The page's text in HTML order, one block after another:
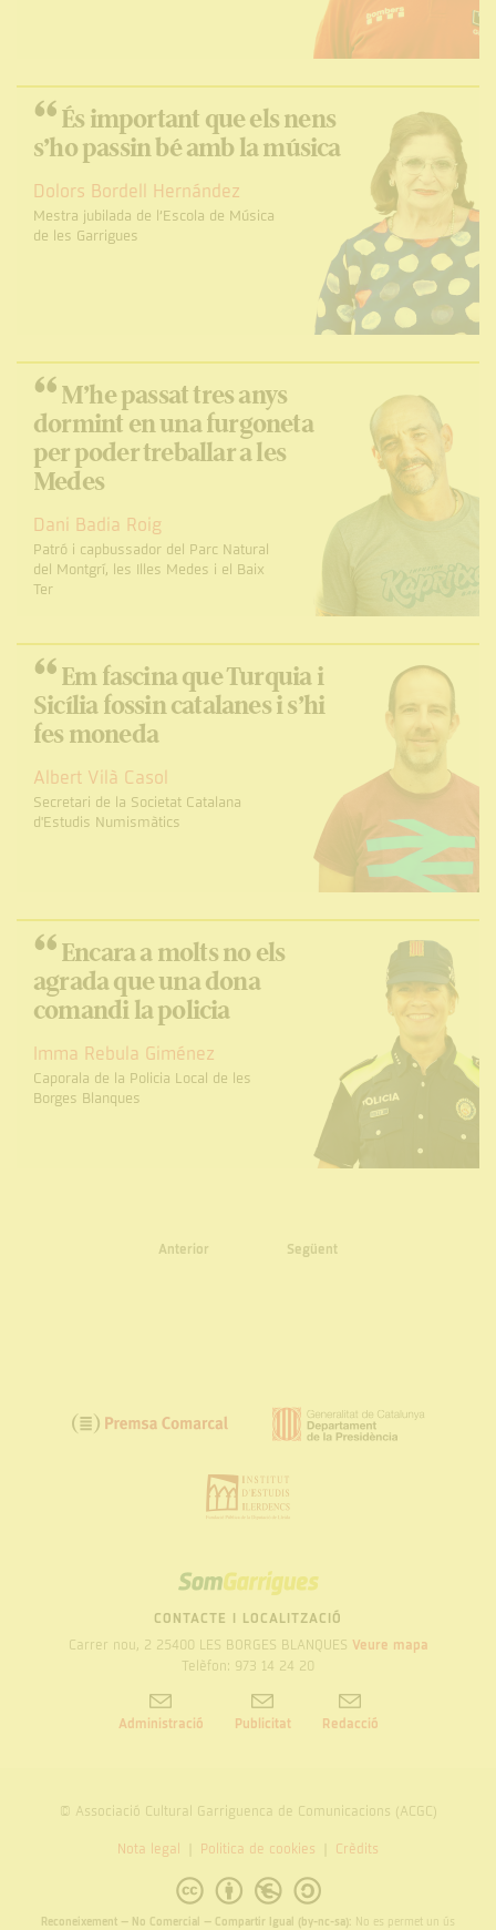
“És important que els nens
s’ho passin bé amb la música
Dolors Bordell Hernández
Mestra jubilada de l’Escola de Música
de les Garrigues
“M’he passat tres anys
dormint en una furgoneta
per poder treballar a les
Medes
Dani Badia Roig
Patró i capbussador del Parc Natural
del Montgrí, les Illes Medes i el Baix
Ter
“Em fascina que Turquia i
Sicília fossin catalanes i s’hi
fes moneda
Albert Vilà Casol
Secretari de la Societat Catalana
d'Estudis Numismàtics
“Encara a molts no els
agrada que una dona
comandi la policia
Imma Rebula Giménez
Caporala de la Policia Local de les
Borges Blanques
Anterior Següent
SOM
GARRIGUES
CONTACTE I LOCALITZACIÓ
Carrer nou, 2 25400 LES BORGES BLANQUES Veure mapa
Telèfon: 973 14 24 20
Administració Publicitat Redacció
© Associació Cultural Garriguenca de Comunicacions (ACGC)
Nota legal Politica de cookies Crèdits
Reconeixement – No Comercial – Compartir Igual (by-nc-sa): No es permet un ús